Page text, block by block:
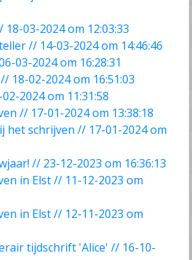
03-2024 om 12:03:33
// 14-03-2024 om 14:46:46
03-2024 om 16:28:31
18-02-2024 om 16:51:03
2024 om 11:31:58
// 17-01-2024 om 13:38:18
het schrijven // 17-01-2024 om
// 23-12-2023 om 16:36:13
in Elst // 11-12-2023 om
in Elst // 12-11-2023 om
tijdschrift 'Alice' // 16-10-